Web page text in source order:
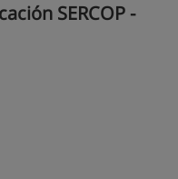
SERCOP -